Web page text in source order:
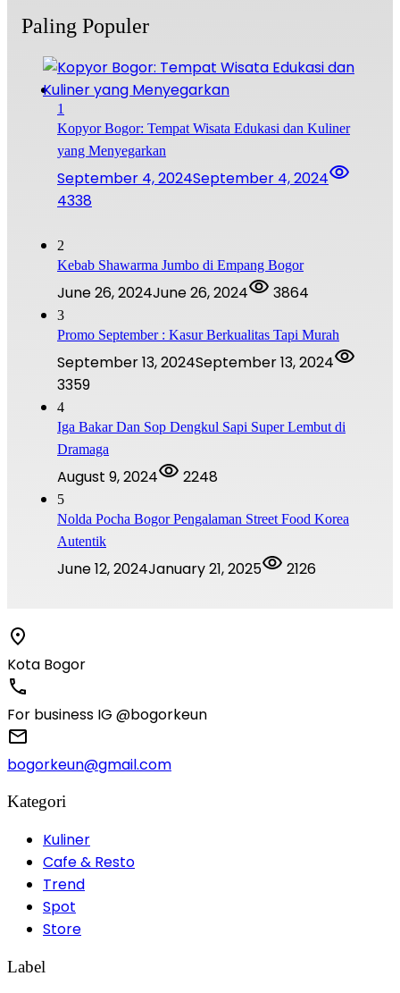
Paling Populer
1
Kopyor Bogor: Tempat Wisata Edukasi dan Kuliner
yang Menyegarkan
September 4, 2024September 4, 2024
4338
2
Kebab Shawarma Jumbo di Empang Bogor
June 26, 2024June 26, 2024 3864
3
Promo September : Kasur Berkualitas Tapi Murah
September 13, 2024September 13, 2024
3359
4
Iga Bakar Dan Sop Dengkul Sapi Super Lembut di
Dramaga
August 9, 2024 2248
5
Nolda Pocha Bogor Pengalaman Street Food Korea
Autentik
June 12, 2024January 21, 2025 2126
Kota Bogor
For business IG @bogorkeun
bogorkeun@gmail.com
Kategori
Kuliner
Cafe & Resto
Trend
Spot
Store
Label